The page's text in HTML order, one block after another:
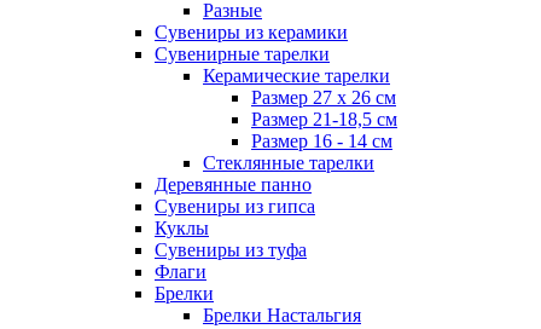
Разные
Сувениры из керамики
Сувенирные тарелки
Керамические тарелки
Размер 27 х 26 см
Размер 21-18,5 см
Размер 16 - 14 см
Стеклянные тарелки
Деревянные панно
Сувениры из гипса
Куклы
Сувениры из туфа
Флаги
Брелки
Брелки Настальгия